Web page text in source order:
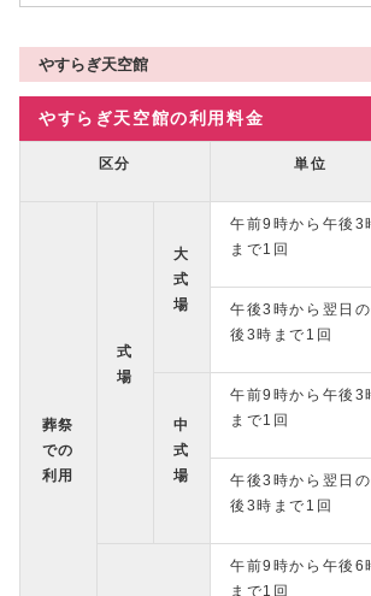
やすらぎ天空館
やすらぎ天空館の利用料金
区分 単位
葬祭
での
利用
式
場
大
式
場
午前9時から午後3
まで1回
午後3時から翌日
後3時まで1回
中
式
場
午前9時から午後3
まで1回
午後3時から翌日
後3時まで1回
午前9時から午後6
まで1回